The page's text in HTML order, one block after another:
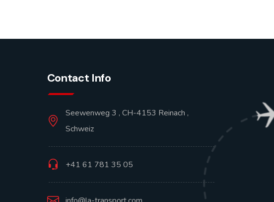
Contact Info
Seewenweg 3 , CH-4153 Reinach ,
Schweiz
+41 61 781 35 05